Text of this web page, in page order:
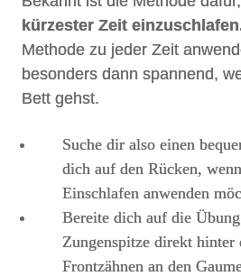
kürzester Zeit
Methode zu jeder Zeit
besonders dann spannend,
Bett gehst.
Suche dir also einen
dich auf den Rücken,
Einschlafen anwenden
Bereite dich auf die
Zungenspitze direkt hinter
Frontzähnen an den